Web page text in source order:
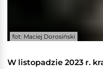
fot: Maciej Dorosiński
W listopadzie 2023 r.